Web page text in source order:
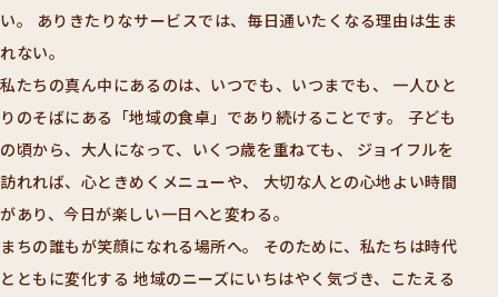
い。
ありきたりなサービスでは、毎日通いたくなる理由は生ま
れない。
私たちの真ん中にあるのは、いつでも、いつまでも、
一人ひと
りのそばにある「地域の食卓」であり続けることです。
子ども
の頃から、大人になって、いくつ歳を重ねても、
ジョイフルを
訪れれば、心ときめくメニューや、
大切な人との心地よい時間
があり、今日が楽しい一日へと変わる。
まちの誰もが笑顔になれる場所へ。
そのために、私たちは時代
とともに変化する 地域のニーズにいちはやく気づき、こたえる